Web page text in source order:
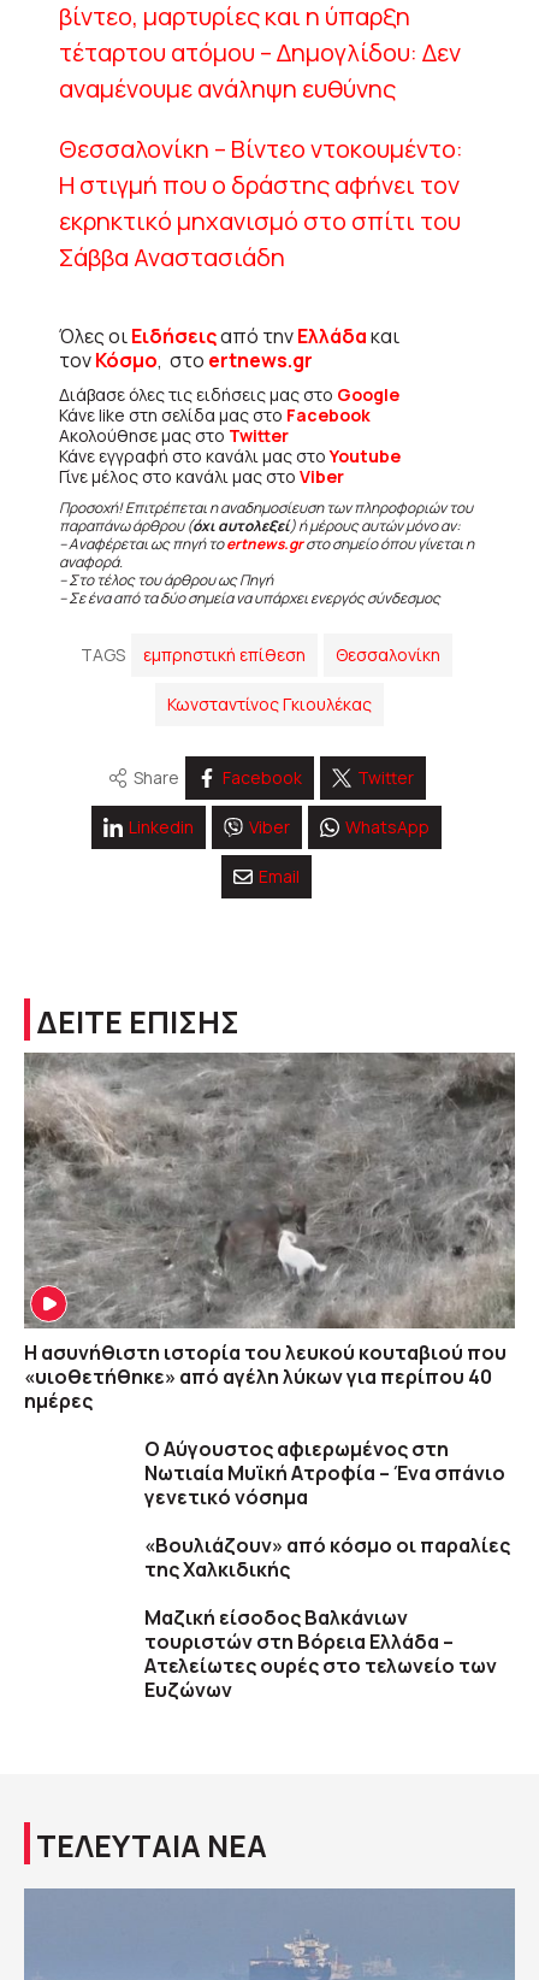
βίντεο, μαρτυρίες και η ύπαρξη
τέταρτου ατόμου – Δημογλίδου: Δεν
αναμένουμε ανάληψη ευθύνης
Θεσσαλονίκη – Βίντεο ντοκουμέντο:
Η στιγμή που ο δράστης αφήνει τον
εκρηκτικό μηχανισμό στο σπίτι του
Σάββα Αναστασιάδη
Όλες οιΕιδήσειςαπό τηνΕλλάδακαι
τονΚόσμο, στο ertnews.gr
Διάβασε όλες τις ειδήσεις μας στο Google
Κάνε like στη σελίδα μας στο Facebook
Ακολούθησε μας στο Twitter
Κάνε εγγραφή στο κανάλι μας στοYoutube
Γίνε μέλος στο κανάλι μας στο Viber
Προσοχή! Επιτρέπεται η αναδημοσίευση των πληροφοριών του
παραπάνω άρθρου (όχι αυτολεξεί) ή μέρους αυτών μόνο αν:
– Αναφέρεται ως πηγή τοertnews.grστο σημείο όπου γίνεται η
αναφορά.
– Στο τέλος του άρθρου ως Πηγή
– Σε ένα από τα δύο σημεία να υπάρχει ενεργός σύνδεσμος
TAGS εμπρηστική επίθεση Θεσσαλονίκη
Κωνσταντίνος Γκιουλέκας
Share Facebook Twitter
Linkedin Viber WhatsApp
Email
ΔΕΙΤΕ ΕΠΙΣΗΣ
Η ασυνήθιστη ιστορία του λευκού κουταβιού που
«υιοθετήθηκε» από αγέλη λύκων για περίπου 40
ημέρες
Ο Αύγουστος αφιερωμένος στη
Νωτιαία Μυϊκή Ατροφία – Ένα σπάνιο
γενετικό νόσημα
«Βουλιάζουν» από κόσμο οι παραλίες
της Χαλκιδικής
Μαζική είσοδος Βαλκάνιων
τουριστών στη Βόρεια Ελλάδα –
Ατελείωτες ουρές στο τελωνείο των
Ευζώνων
ΤΕΛΕΥΤΑΙΑ ΝΕΑ